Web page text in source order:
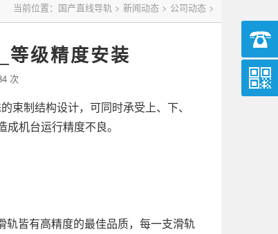
当前位置： 国产直线导轨 > 新闻动态 > 公司动态 >
等级精度安装
次
束制结构设计，可同时承受上、下、
机台运行精度不良。
皆有高精度的最佳品质，每一支滑轨